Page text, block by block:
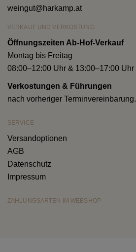
weingut@harkamp.at
VERKAUF UND VERKOSTUNG
Öffnungszeiten Ab-Hof-Verkauf
Montag bis Freitag
08:00–12:00 Uhr & 13:00–17:00 Uhr
Verkostungen & Führungen
nach vorheriger Terminvereinbarung.
SERVICE
Versandoptionen
AGB
Datenschutz
Impressum
ZAHLUNGSARTEN IM WEBSHOP